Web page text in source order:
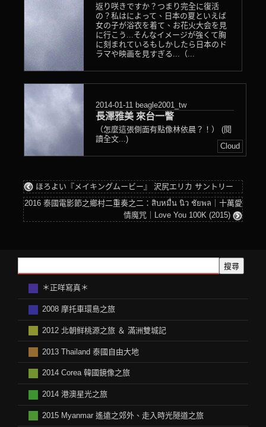
返り咲きですか？つまり完全に復活
の？私はによって、日本の夏といえば
女の子が浴衣を着て、お花火大会を見
に行こう...そんなイメージが強くて胸
に刻まれているもしかしたら日本のド
ラマや映画を見すぎる...（...
2014-01-11 beagle2001_tw
長澤雅美 來台一瞥
（怎麼這張側面有點像林依晨？！） (閱
讀全文...)
Cloud
ほろよい『メイキングムービー』 沢尻エリカ サントリー
2016 泰國電影節之鄉村二重奏之二：สิบหมื่น นิว ชัยพล｜十萬愛
情魔咒｜Love You 100K (2015)
搜尋
＊正咩寫真＊
2008 摩托車環島之旅
2012 北朝鲜桃源之旅 ＆ 滿洲雙城記
2013 Thailand 泰國自由大地
2014 Corea 韓國鏡像之旅
2014 港澳星光之旅
2015 Myanmar 遙遠之郊外、走入時光隧道之旅